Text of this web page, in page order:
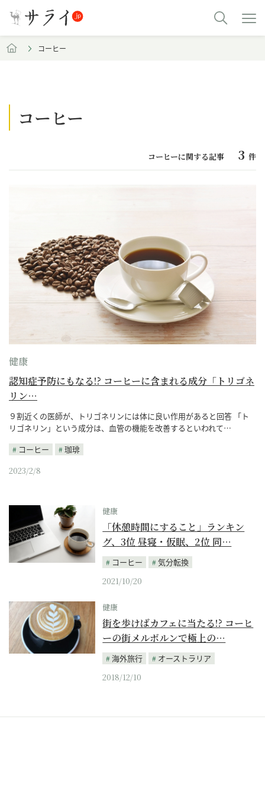
コーヒー
コーヒー
コーヒーに関する記事 3 件
健康
認知症予防にもなる!? コーヒーに含まれる成分「トリゴネ
リン…
９割近くの医師が、トリゴネリンには体に良い作用があると回答 「ト
リゴネリン」という成分は、血管の機能を改善するといわれて…
コーヒー
珈琲
2023/2/8
健康
「休憩時間にすること」ランキン
グ、3位 昼寝・仮眠、2位 同…
コーヒー
気分転換
2021/10/20
健康
街を歩けばカフェに当たる!? コーヒ
ーの街メルボルンで極上の…
海外旅行
オーストラリア
2018/12/10